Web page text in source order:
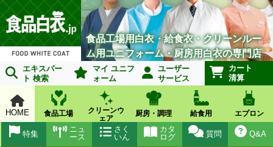
食品工場用白衣・給食衣・クリーンルー
ム用ユニフォーム・厨房用白衣の専門店
エキスパー
ト 検索
マイ ユニフ
ォーム
ユーザー
サービス
カート
清算
HOME 食品工場
クリーンウ
ェア
厨房・調理 給食用 エプロン
Q&A
質問
カタ
ログ
さく
いん
ニュ
ース
特集